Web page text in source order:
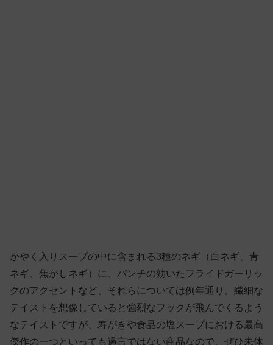
かやく入りスープの中に含まれる3種のネギ（白ネギ、青
ネギ、焦がしネギ）に、パンチの効いたフライドガーリッ
クのアクセントなど、それらについては例年通り。繊細な
テイストを想像していると強烈なフックが飛んでくるよう
なテイストですが、寿がきや食品の塩スープにおける最高
傑作の一つといっても過言ではない商品なので、ぜひ未体